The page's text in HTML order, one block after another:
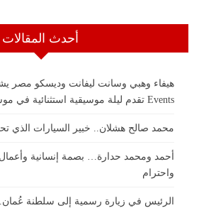
أحدث المقالات
Events تقدم ليلة موسيقية استثنائية في موسم جدة
محمد صالح هشلان.. خبير السيارات الذي
أحمد ومحمد حدارة… بصمة إنسانية
واحترام
الرئيس في زيارة رسمية إلى سلطنة